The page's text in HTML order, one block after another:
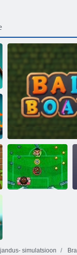
simulatsioon